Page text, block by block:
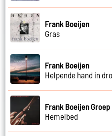
Frank Boeijen
Gras
Frank Boeijen
Helpende hand in
Frank Boeijen Groep
Hemelbed